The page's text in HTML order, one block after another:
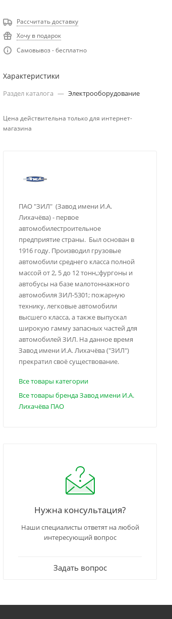
Рассчитать доставку
Хочу в подарок
Самовывоз - бесплатно
Характеристики
Раздел каталога — Электрооборудование
Цена действительна только для интернет-
магазина
ПАО "ЗИЛ" (Завод имени И.А.
Лихачёва) - первое
автомобилестроительное
предприятие страны. Был основан в
1916 году. Производил грузовые
автомобили среднего класса полной
массой от 2, 5 до 12 тонн,;фургоны и
автобусы на базе малотоннажного
автомобиля ЗИЛ-5301; пожарную
технику, легковые автомобили
высшего класса, а также выпускал
широкую гамму запасных частей для
автомобилей ЗИЛ. На данное время
Завод имени И.А. Лихачёва ("ЗИЛ")
прекратил своё существование.
Все товары категории
Все товары бренда Завод имени И.А.
Лихачёва ПАО
Нужна консультация?
Наши специалисты ответят на любой
интересующий вопрос
Задать вопрос